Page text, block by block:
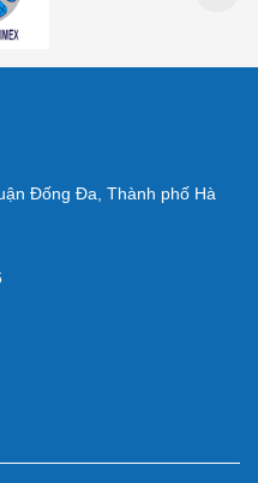
Đống Đa, Thành phố Hà